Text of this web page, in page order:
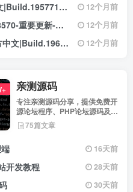
全DLC|解压即撸| 12个月前
新-沙盒|解压即撸| 12个月前
全DLC|解压即撸| 12个月前
亲测源码
专注亲测源码分享，提供免费开
源论坛程序、PHP论坛源码及论
坛搭建解决方案，所有源码均经
实际测试可用，助力快速搭建稳
75篇文章
16天前
开发教程 28天前
30天前